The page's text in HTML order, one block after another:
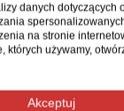
Wysoka
Stawiamy na
danych dotyczących
na stronie
których używamy,
Akceptuj